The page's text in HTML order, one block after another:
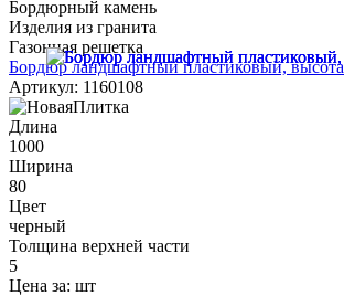
Бордюрный камень
Изделия из гранита
Газонная решетка
Бордюр ландшафтный пластиковый,
Артикул: 1160108
Длина
1000
Ширина
80
Цвет
черный
Толщина верхней части
5
Цена за: шт